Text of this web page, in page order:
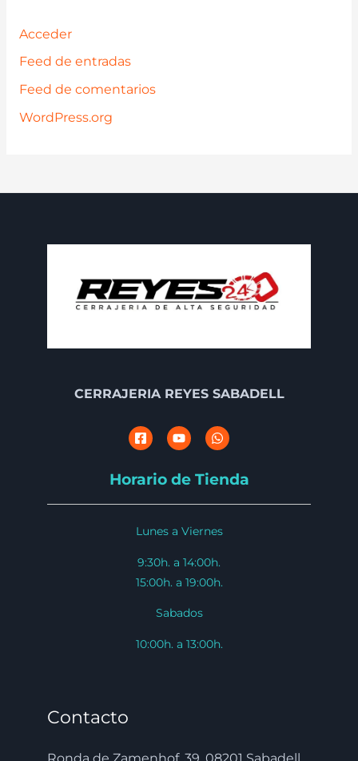
Acceder
Feed de entradas
Feed de comentarios
WordPress.org
CERRAJERIA REYES SABADELL
Horario de Tienda
Lunes a Viernes
9:30h. a 14:00h.
15:00h. a 19:00h.
Sabados
10:00h. a 13:00h.
Contacto